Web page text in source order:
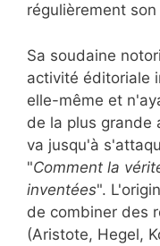
régulièrement son
Sa soudaine
activité éditoriale
elle-même et
de la plus grande
va jusqu'à
"Comment la
inventées".
de combiner des
(Aristote, Hegel,